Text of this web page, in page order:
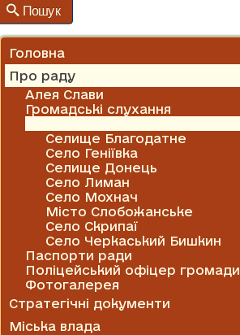
ГРАФІКИ ПРИЙОМУ
Пошук
Головна
Про раду
Алея Слави
Громадські слухання
Селище Благодатне
Село Геніївка
Селище Донець
Село Лиман
Село Мохнач
Місто Слобожанське
Село Скрипаї
Село Черкаський Бишкин
Паспорти ради
Поліцейський офіцер громади
Фотогалерея
Стратегічні документи
Міська влада